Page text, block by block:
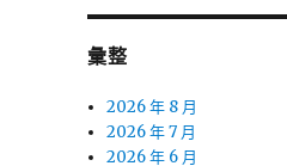
彙整
2026 年 8 月
2026 年 7 月
2026 年 6 月